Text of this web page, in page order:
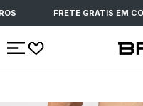
FRETE GRÁTIS EM